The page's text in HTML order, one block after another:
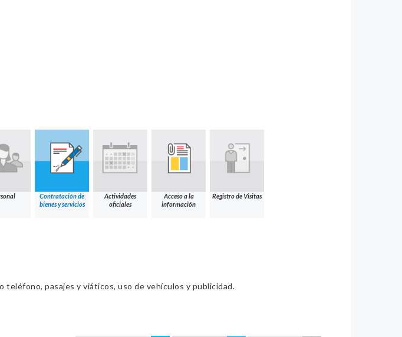
Contratación de
bienes y servicios
Actividades
oficiales
Acceso a la
información
Registro de Visitas
pasajes y viáticos, uso de vehículos y publicidad.